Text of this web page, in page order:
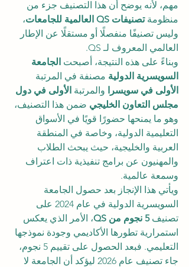
مهم، لأنه يوضح أن هذا التصنيف جزء من
منظومة تصنيفات QS العالمية للجامعات
،
وليس تصنيفًا منفصلًا أو مستقلًا عن الإطار
العالمي المعروف لـ QS.
وبناءً على هذه النتيجة، أصبحت الجامعة
السويسرية الدولية مصنفة في المرتبة
الأولى في سويسرا والمرتبة الأولى في دول
مجلس التعاون الخليجي ضمن هذا التصنيف،
وهو ما يمنحها حضورًا قويًا في الأسواق
التعليمية الدولية، وخاصة في المنطقة
العربية والخليجية، حيث يبحث الطلاب
والمهنيون عن برامج تنفيذية ذات اعتراف
وسمعة عالمية.
ويأتي هذا الإنجاز بعد حصول الجامعة
السويسرية الدولية في عام 2024 على
تصنيف 5 نجوم من QS
، الأمر الذي يعكس
استمرارية تطورها الأكاديمي وجودة نموذجها
التعليمي. فبعد الحصول على تقييم 5 نجوم،
جاء تصنيف عام 2026 ليؤكد أن الجامعة لا